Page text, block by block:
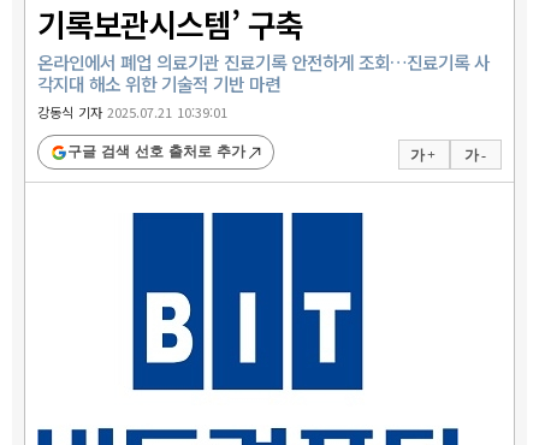
기록보관시스템’ 구축
온라인에서 폐업 의료기관 진료기록 안전하게 조회…진료기록 사
각지대 해소 위한 기술적 기반 마련
강동식 기자2025.07.21 10:39:01
가 + 가 -
구글 검색 선호 출처로 추가